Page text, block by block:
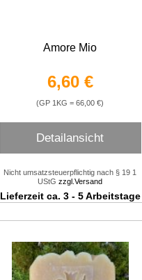
Amore Mio
6,60 €
(GP 1KG = 66,00 €)
Detailansicht
Nicht umsatzsteuerpflichtig nach § 19 1
UStGzzgl.Versand
Lieferzeit ca. 3 - 5 Arbeitstage